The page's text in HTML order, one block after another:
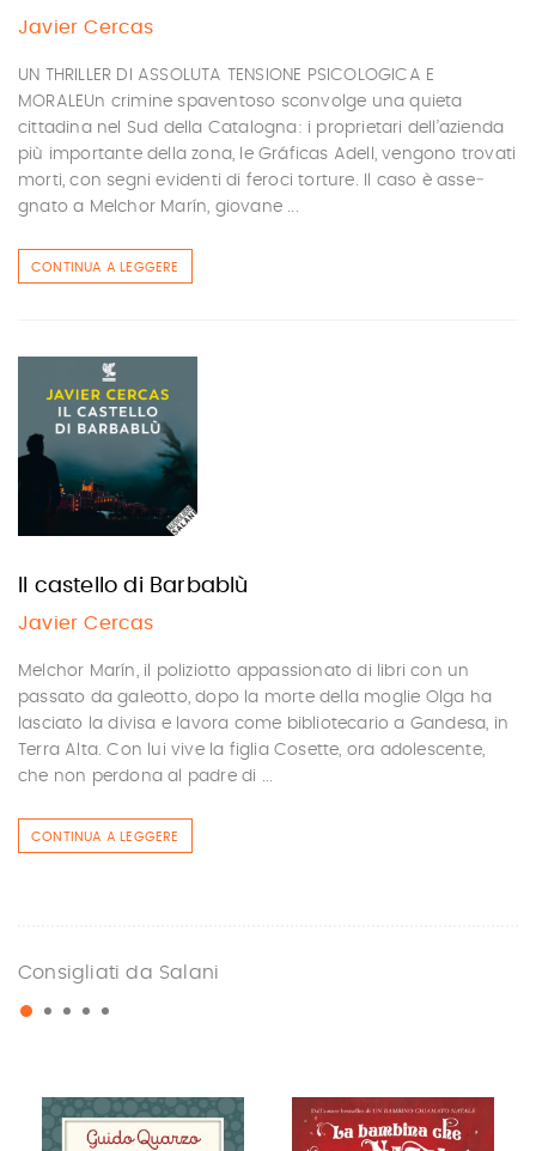
Javier Cercas
UN THRILLER DI ASSOLUTA TENSIONE PSICOLOGICA E
MORALEUn crimine spaventoso sconvolge una quieta
cittadina nel Sud della Catalogna: i proprietari dell’azienda
più impor­tante della zona, le Gráficas Adell, vengo­no trovati
morti, con segni evidenti di feroci torture. Il caso è asse­
gnato a Melchor Marín, giovane ...
CONTINUA A LEGGERE
Il castello di Barbablù
Javier Cercas
Melchor Marín, il poliziotto appassionato di libri con un
passato da galeotto, dopo la morte della moglie Olga ha
lasciato la divisa e lavora come bibliotecario a Gandesa, in
Terra Alta. Con lui vive la figlia Cosette, ora adolescente,
che non perdona al padre di ...
CONTINUA A LEGGERE
Consigliati da Salani